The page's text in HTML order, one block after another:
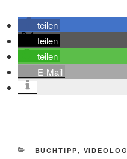
teilen
teilen
teilen
E-Mail
KATEGORIEN
BUCHTIPP, VIDEOLOG